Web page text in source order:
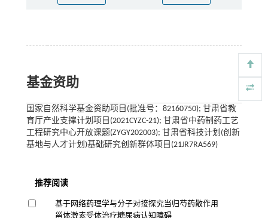
基金资助
国家自然科学基金资助项目(批准号：82160750); 甘肃省教
育厅产业支撑计划项目(2021CYZC-21); 甘肃省中药制药工艺
工程研究中心开放课题(ZYGY202003); 甘肃省科技计划(创新
基地与人才计划)基础研究创新群体项目(21JR7RA569)